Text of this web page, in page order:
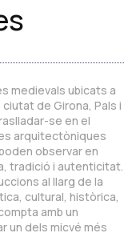
medievals ubicats a
de Girona, Pals i
se en el
arquitectòniques
observar en
tradició i autenticitat.
al llarg de la
cultural, històrica,
amb un
un dels micvé més